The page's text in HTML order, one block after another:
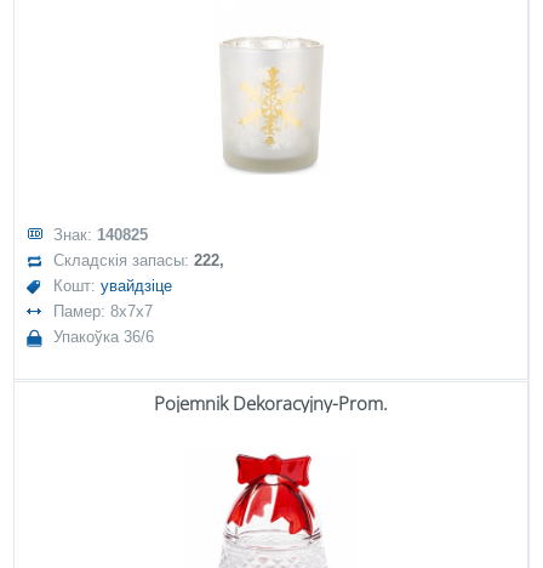
Знак: 140825
Складскія запасы:222,
Кошт:увайдзіце
Памер: 8x7x7
Упакоўка 36/6
Pojemnik Dekoracyjny-Prom.